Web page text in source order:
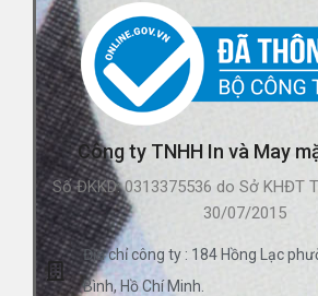
Công ty TNHH In và May
Số ĐKKD: 0313375536 do Sở KHĐT
30/07/2015
Địa chỉ công ty : 184 Hồng Lạc
Bình, Hồ Chí Minh.